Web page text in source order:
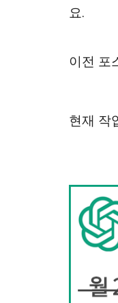
요.
이전 포
현재 작